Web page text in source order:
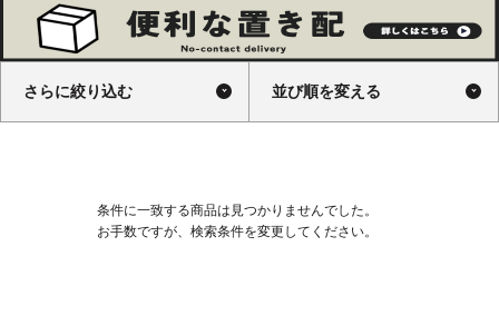
さらに絞り込む 並び順を変える
条件に一致する商品は見つかりませんでした。
お手数ですが、検索条件を変更してください。